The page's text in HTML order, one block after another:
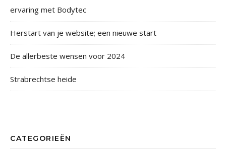
ervaring met Bodytec
Herstart van je website; een nieuwe start
De allerbeste wensen voor 2024
Strabrechtse heide
CATEGORIEËN